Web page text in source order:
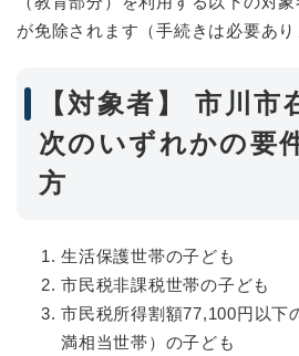
が免除されます（手続きは必要あり
【対象者】 市川市
次のいずれかの要
方
生活保護世帯の子ども
市民税非課税世帯の子ども
市民税所得割額77,100円以下
満相当世帯）の子ども